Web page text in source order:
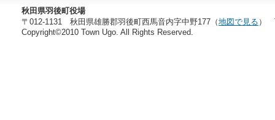
秋田県羽後町役場
〒012-1131 秋田県雄勝郡羽後町西馬音内字中野177（地図で見る ）
Copyright©2010 Town Ugo. All Rights Reserved.